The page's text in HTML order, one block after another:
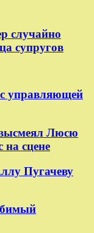
случайно
супругов
управляющей
высмеял Люсю
на сцене
Пугачеву